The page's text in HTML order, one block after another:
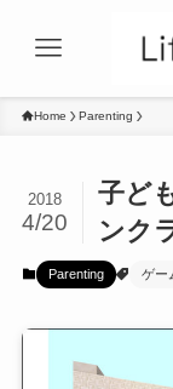
Home Parenting
子ど
ンク
2018
4/20
Parenting ゲー